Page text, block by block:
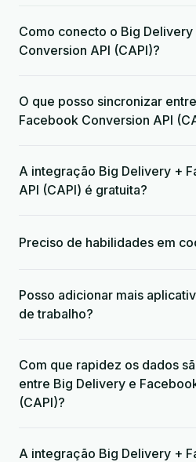
Como conecto o Big
Conversion API (CAPI)?
O que posso sincronizar
Facebook Conversion API
A integração Big Delivery +
API (CAPI) é gratuita?
Preciso de habilidades em
Posso adicionar mais
de trabalho?
Com que rapidez os dados
entre Big Delivery e
(CAPI)?
A integração Big Delivery +